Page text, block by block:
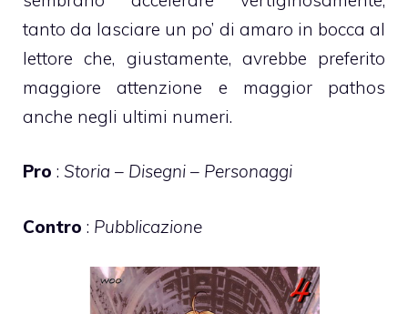
tanto da lasciare un po’ di amaro in bocca al
lettore che, giustamente, avrebbe preferito
maggiore attenzione e maggior pathos
anche negli ultimi numeri.
Pro : Storia – Disegni – Personaggi
Contro : Pubblicazione